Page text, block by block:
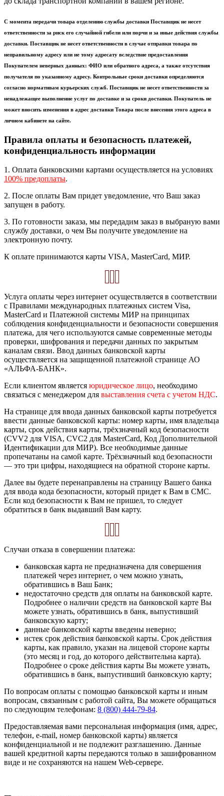
С момента передачи товара отделению службы доставки Поставщик не несет
ответственности за риск его случайной гибели или порчи и за иные действия службы
доставки. Поставщик не несет ответственности в случае отправки товара по
неправильному адресу или не тому адресату вследствие предоставления
Покупателем неверных данных: ФИО или обратного адреса, а также отсутствия
получателя по указанному адресу. Контрольные сроки доставки определяются
согласно нормативам курьерских служб. Поставщик не несет ответственности за
ненадлежащее выполнение услуг по доставке и за сроки доставки. Покупатель не
может вносить изменения в адрес доставки Товара после внесения этого адреса в
личном кабинете на сайте.
Правила оплаты и безопасность платежей,
конфиденциальность информации
1. Оплата банковскими картами осуществляется на условиях
100% предоплаты.
2. После оплаты Вам придет уведомление, что Ваш заказ
запущен в работу.
3. По готовности заказа, мы передадим заказ в выбраную вами
службу доставки, о чем Вы получите уведомление на
электронную почту.
К оплате принимаются карты VISA, MasterCard, МИР.
Услуга оплаты через интернет осуществляется в соответствии
с Правилами международных платежных систем Visa,
MasterCard и Платежной системы МИР на принципах
соблюдения конфиденциальности и безопасности совершения
платежа, для чего используются самые современные методы
проверки, шифрования и передачи данных по закрытым
каналам связи. Ввод данных банковской карты
осуществляется на защищенной платежной странице АО
«АЛЬФА-БАНК».
Если клиентом является юридическое лицо, необходимо
связаться с менеджером для выставления счета с учетом НДС.
На странице для ввода данных банковской карты потребуется
ввести данные банковской карты: номер карты, имя владельца
карты, срок действия карты, трёхзначный код безопасности
(CVV2 для VISA, CVC2 для MasterCard, Код Дополнительной
Идентификации для МИР). Все необходимые данные
пропечатаны на самой карте. Трёхзначный код безопасности
— это три цифры, находящиеся на обратной стороне карты.
Далее вы будете перенаправлены на страницу Вашего банка
для ввода кода безопасности, который придет к Вам в СМС.
Если код безопасности к Вам не пришел, то следует
обратиться в банк выдавший Вам карту.
Случаи отказа в совершении платежа:
банковская карта не предназначена для совершения
платежей через интернет, о чем можно узнать,
обратившись в Ваш Банк;
недостаточно средств для оплаты на банковской карте.
Подробнее о наличии средств на банковской карте Вы
можете узнать, обратившись в банк, выпустивший
банковскую карту;
данные банковской карты введены неверно;
истек срок действия банковской карты. Срок действия
карты, как правило, указан на лицевой стороне карты
(это месяц и год, до которого действительна карта).
Подробнее о сроке действия карты Вы можете узнать,
обратившись в банк, выпустивший банковскую карту;
По вопросам оплаты с помощью банковской карты и иным
вопросам, связанным с работой сайта, Вы можете обращаться
по следующим телефонам: 8 (800) 444-79-84.
Предоставляемая вами персональная информация (имя, адрес,
телефон, e-mail, номер банковской карты) является
конфиденциальной и не подлежит разглашению. Данные
вашей кредитной карты передаются только в зашифрованном
виде и не сохраняются на нашем Web-сервере.